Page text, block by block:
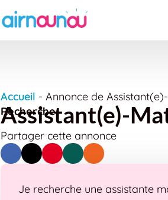
Accueil - Annonce de
Recherche
Assistant(e)-
Partager cette annonce
Je recherche une assistante